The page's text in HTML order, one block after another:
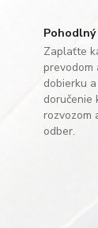
Pohodlný
Zaplaťte
prevodom
dobierku
doručenie
rozvozom
odber.